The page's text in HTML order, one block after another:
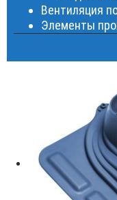
Вентиляция
Элементы